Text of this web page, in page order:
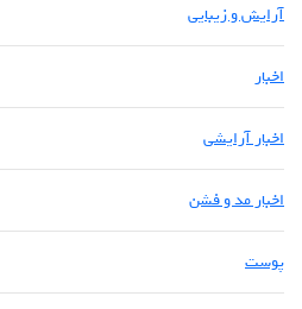
آرایش و زیبایی
اخبار
اخبار آرایشی
اخبار مد و فشن
پوست